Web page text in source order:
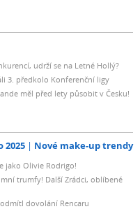
udrží se na Letné Hollý?
3. předkolo Konferenční ligy
měl před lety působit v Česku!
2025 Nové make-up trendy
jako Olivie Rodrigo!
trumfy! Další Zrádci, oblíbené
dovolání Rencaru